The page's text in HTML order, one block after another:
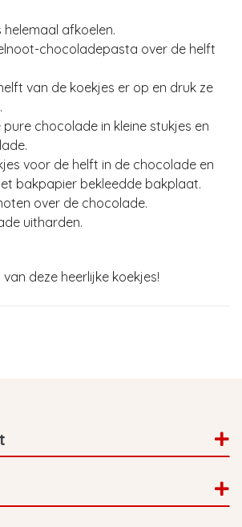
afkoelen.
chocoladepasta over de helft
van de koekjes er op en druk ze
chocolade in kleine stukjes en
voor de helft in de chocolade en
bakpapier bekleedde bakplaat.
over de chocolade.
uitharden.
deze heerlijke koekjes!